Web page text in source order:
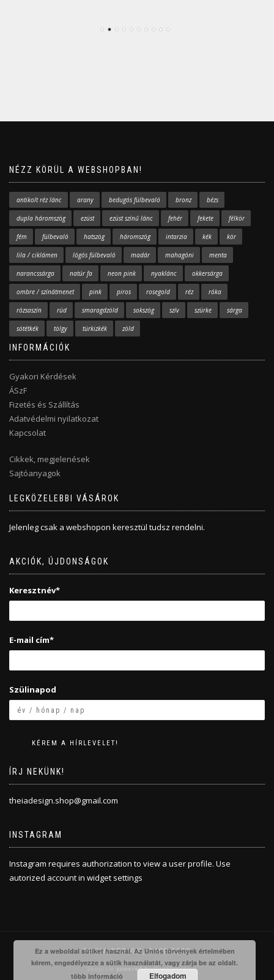
NÉZZ KÖRÜL A WEBSHOPBAN!
antikolt réz lánc arany bedugós fülbevaló bronz bézs
dupla háromszög ezüst ezüst színű lánc fehér fekete félkör
fém fülbevaló hatszög háromszög intarzia kék kör
lila / ciklámen lógós fülbevaló madár mahagóni menta
narancssárga natúr fa neon pink nyaklánc okkersárga
ombre / színátmenet pink piros rosegold réz róka
rózsaszín rúd smaragdzöld sokszög szív szürke sárga
sötétkék tölgy türkizkék zöld
INFORMÁCIÓK
Gyakori Kérdések
ÁSzF
Fizetés és Szállítás
Adatvédelmi nyilatkozat
Kapcsolat
Cikkek, megjelenések
Sajtóanyagok
LEGKÖZELEBBI VÁSÁROK
Jelenleg csak a webshopon keresztül tudsz rendelni.
AKCIÓK, ÚJDONSÁGOK
Keresztnév*
E-mail cím*
Szülinapod
ÍRJ NEKÜNK!
theiadesign.shop@gmail.com
INSTAGRAM
Instagram requires authorization to view a user profile. Use
autorized account in widget settings
THEIA DESIGN, 2008-2020
powered byWordPress
Ez a weboldal sütiket használ. Az Uniós törvények értelmében
kérem, engedélyezze a sütik használatát, vagy zárja be az oldalt.
több információ
Elfogadom